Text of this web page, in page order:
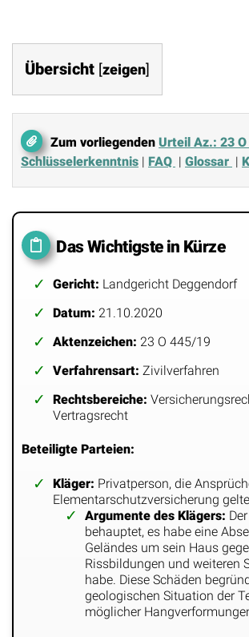
Übersicht [zeigen]
Zum vorliegendenUrteil Az.: 23
Schlüsselerkenntnis | FAQ | Glossar |
Das Wichtigste in Kürze
Gericht: Landgericht Deggendorf
Datum: 21.10.2020
Aktenzeichen: 23 O 445/19
Verfahrensart: Zivilverfahren
Rechtsbereiche:
Vertragsrecht
Beteiligte Parteien:
Kläger: Privatperson, die
Elementarschutzversicherung
Argumente des Klägers:
behauptet, es habe eine
Geländes um sein Haus
Rissbildungen und weiteren
habe. Diese Schäden
geologischen Situation der
möglicher